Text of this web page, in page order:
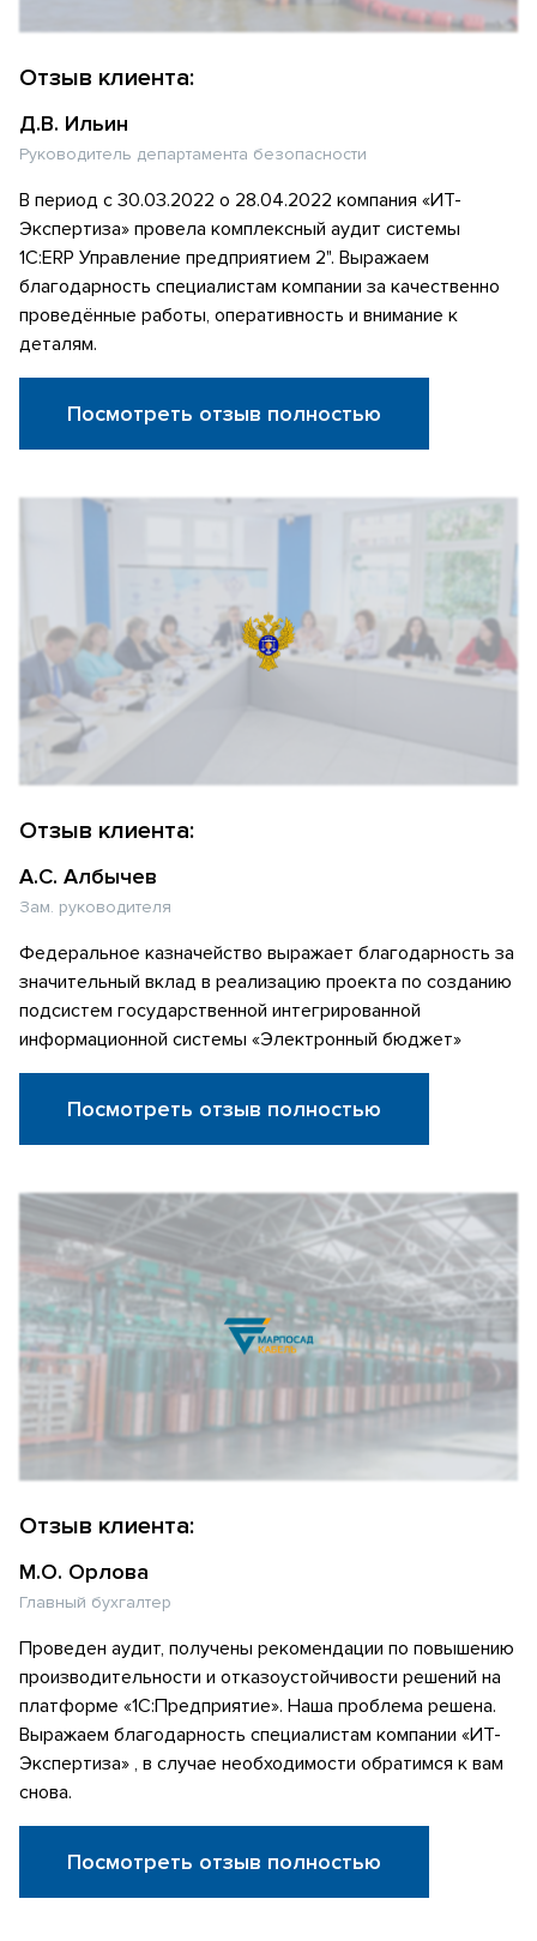
Отзыв клиента:
Д.В. Ильин
Руководитель департамента безопасности
В период с 30.03.2022 о 28.04.2022 компания «ИТ-
Экспертиза» провела комплексный аудит системы
1С:ERP Управление предприятием 2". Выражаем
благодарность специалистам компании за качественно
проведённые работы, оперативность и внимание к
деталям.
Посмотреть отзыв полностью
Отзыв клиента:
А.С. Албычев
Зам. руководителя
Федеральное казначейство выражает благодарность за
значительный вклад в реализацию проекта по созданию
подсистем государственной интегрированной
информационной системы «Электронный бюджет»
Посмотреть отзыв полностью
Отзыв клиента:
М.О. Орлова
Главный бухгалтер
Проведен аудит, получены рекомендации по повышению
производительности и отказоустойчивости решений на
платформе «1С:Предприятие». Наша проблема решена.
Выражаем благодарность специалистам компании «ИТ-
Экспертиза» , в случае необходимости обратимся к вам
снова.
Посмотреть отзыв полностью